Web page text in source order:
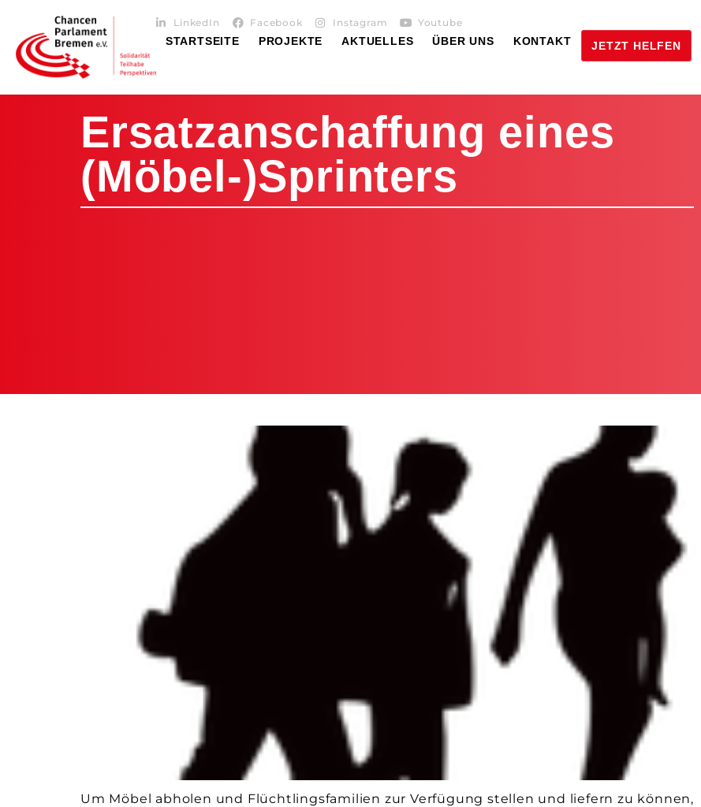
LinkedIn Facebook Instagram Youtube
STARTSEITE PROJEKTE AKTUELLES ÜBER UNS KONTAKT JETZT HELFEN
Ersatzanschaffung eines
(Möbel-)Sprinters
Um Möbel abholen und Flüchtlingsfamilien zur Verfügung stellen und liefern zu können,